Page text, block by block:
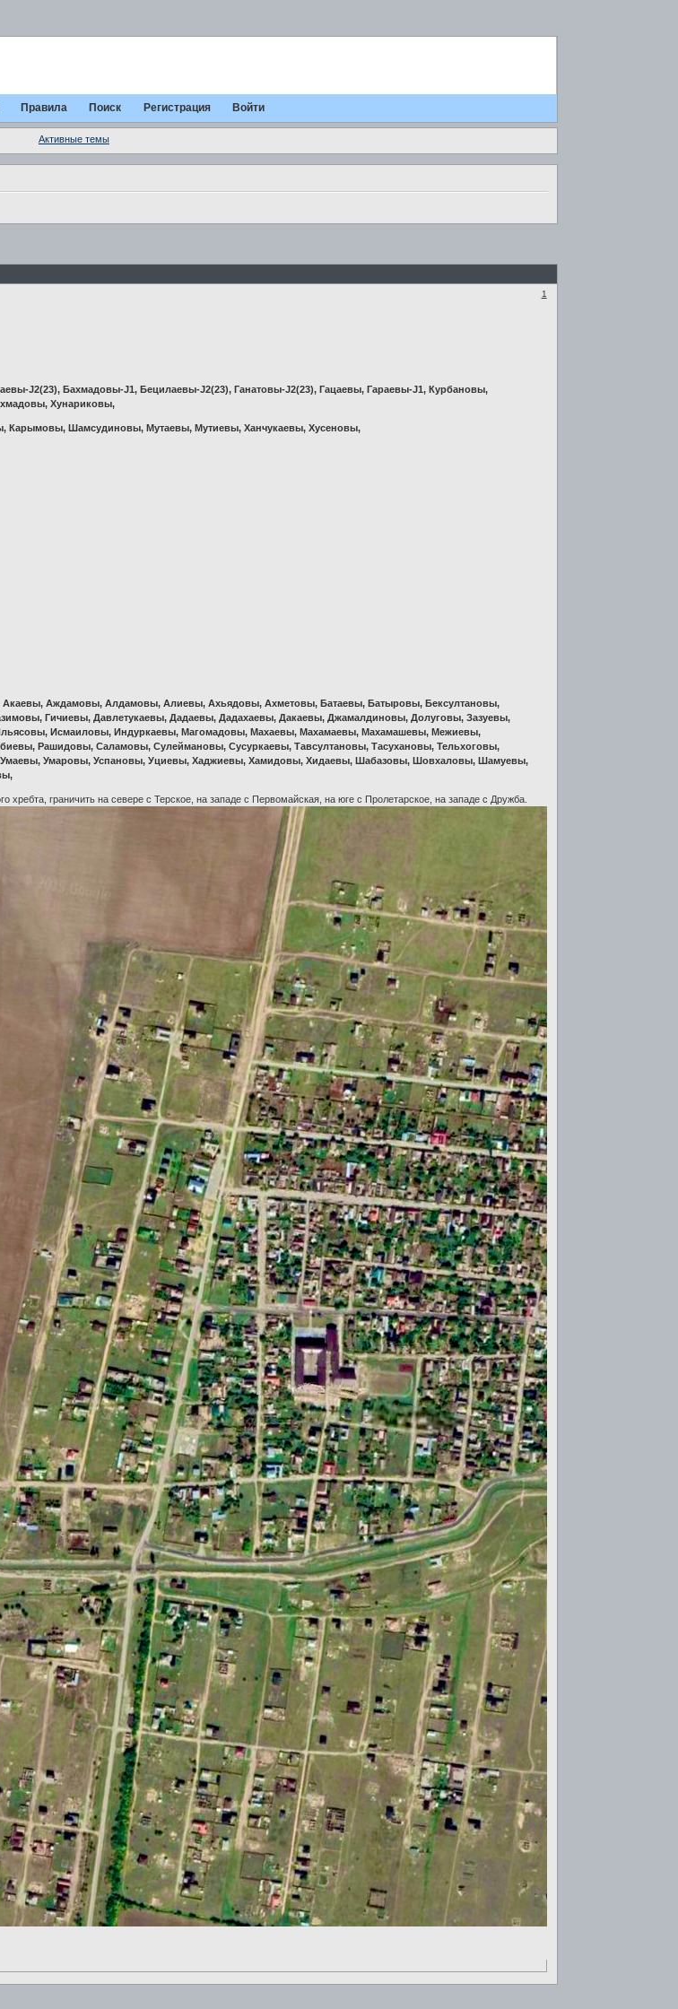
Правила Поиск Регистрация Войти
Активные темы
1
J2(23), Бахмадовы-J1, Бецилаевы-J2(23), Ганатовы-J2(23), Гацаевы, Гараевы-J1, Курбановы,
Хунариковы,
Шамсудиновы, Мутаевы, Мутиевы, Ханчукаевы, Хусеновы,
Аждамовы, Алдамовы, Алиевы, Ахьядовы, Ахметовы, Батаевы, Батыровы, Бексултановы,
Гичиевы, Давлетукаевы, Дадаевы, Дадахаевы, Дакаевы, Джамалдиновы, Долуговы, Зазуевы,
Исмаиловы, Индуркаевы, Магомадовы, Махаевы, Махамаевы, Махамашевы, Межиевы,
Рашидовы, Саламовы, Сулеймановы, Сусуркаевы, Тавсултановы, Тасухановы, Тельхоговы,
Умаевы, Умаровы, Успановы, Уциевы, Хаджиевы, Хамидовы, Хидаевы, Шабазовы, Шовхаловы, Шамуевы,
хребта, граничить на севере с Терское, на западе с Первомайская, на юге с Пролетарское, на западе с Дружба.